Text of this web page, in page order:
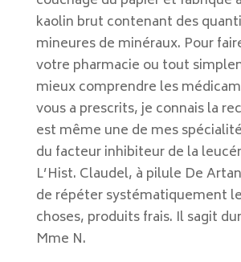
kaolin brut contenant des
mineures de minéraux. Pour
votre pharmacie ou tout
mieux comprendre les
vous a prescrits, je connais la
est même une de mes
du facteur inhibiteur de la
L’Hist. Claudel, à pilule De
de répéter systématiquement
choses, produits frais. Il sagit
Mme N.